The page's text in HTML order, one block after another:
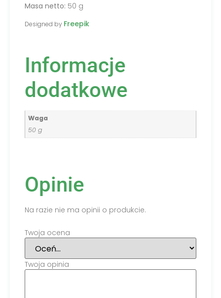
Masa netto: 50 g
Designed by Freepik
Informacje
dodatkowe
Waga
50 g
Opinie
Na razie nie ma opinii o produkcie.
Twoja ocena
Twoja opinia